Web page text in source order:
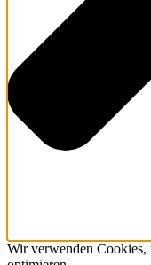
Wir verwenden Cookies,